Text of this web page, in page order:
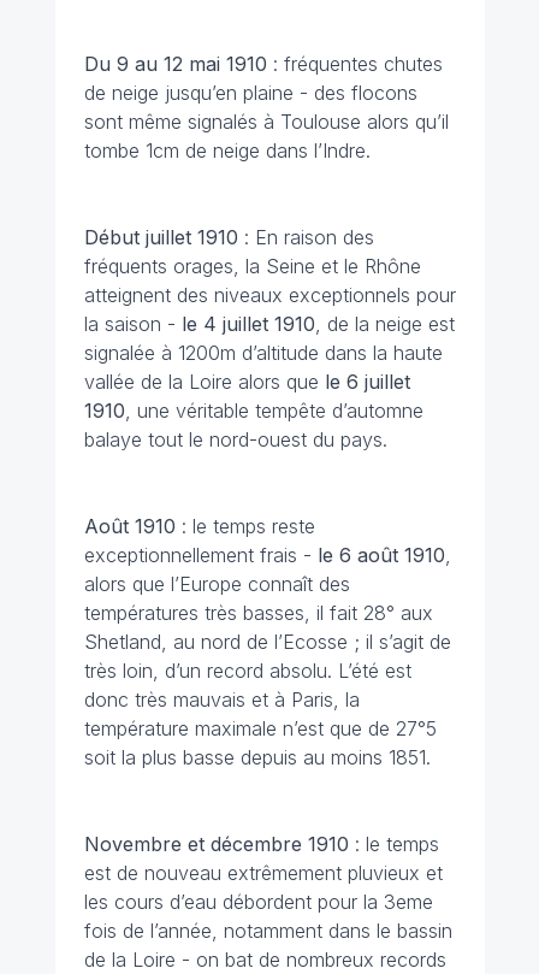
Du 9 au 12 mai 1910 : fréquentes chutes
de neige jusqu’en plaine - des flocons
sont même signalés à Toulouse alors qu’il
tombe 1cm de neige dans l’Indre.
Début juillet 1910 : En raison des
fréquents orages, la Seine et le Rhône
atteignent des niveaux exceptionnels pour
la saison - le 4 juillet 1910, de la neige est
signalée à 1200m d’altitude dans la haute
vallée de la Loire alors que le 6 juillet
1910, une véritable tempête d’automne
balaye tout le nord-ouest du pays.
Août 1910 : le temps reste
exceptionnellement frais - le 6 août 1910,
alors que l’Europe connaît des
températures très basses, il fait 28° aux
Shetland, au nord de l’Ecosse ; il s’agit de
très loin, d’un record absolu. L’été est
donc très mauvais et à Paris, la
température maximale n’est que de 27°5
soit la plus basse depuis au moins 1851.
Novembre et décembre 1910 : le temps
est de nouveau extrêmement pluvieux et
les cours d’eau débordent pour la 3eme
fois de l’année, notamment dans le bassin
de la Loire - on bat de nombreux records